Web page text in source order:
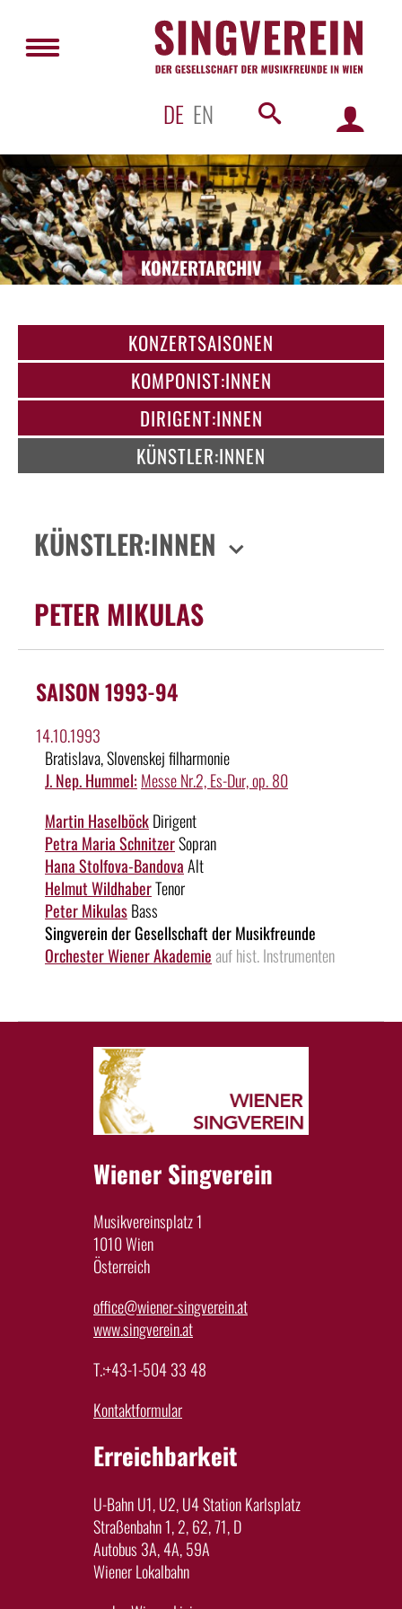
DE EN
KONZERTARCHIV
KONZERTSAISONEN
KOMPONIST:INNEN
DIRIGENT:INNEN
KÜNSTLER:INNEN
KÜNSTLER:INNEN
PETER MIKULAS
SAISON 1993-94
14.10.1993
Bratislava, Slovenskej filharmonie
J. Nep. Hummel: Messe Nr.2, Es-Dur, op. 80
Martin HaselböckDirigent
Petra Maria SchnitzerSopran
Hana Stolfova-BandovaAlt
Helmut WildhaberTenor
Peter MikulasBass
Singverein der Gesellschaft der Musikfreunde
Orchester Wiener Akademie auf hist. Instrumenten
Wiener Singverein
Musikvereinsplatz 1
1010 Wien
Österreich
office@wiener-singverein.at
www.singverein.at
T.:+43-1-504 33 48
Kontaktformular
Erreichbarkeit
U-Bahn U1, U2, U4 Station Karlsplatz
Straßenbahn 1, 2, 62, 71, D
Autobus 3A, 4A, 59A
Wiener Lokalbahn